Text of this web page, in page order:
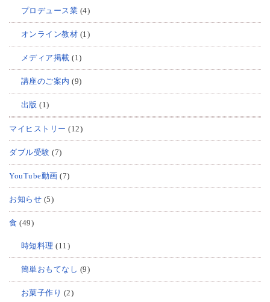
プロデュース業 (4)
オンライン教材 (1)
メディア掲載 (1)
講座のご案内 (9)
出版 (1)
マイヒストリー (12)
ダブル受験 (7)
YouTube動画 (7)
お知らせ (5)
食 (49)
時短料理 (11)
簡単おもてなし (9)
お菓子作り (2)